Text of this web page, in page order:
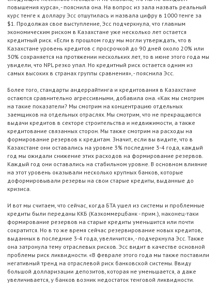
повышения курса», - пояснила она. На вопрос из зала назвать реальный
курс тенге к доллару Эсс отшутилась и назвала цифру в 1000 тенге за
$1. Продолжая свое выступление, Эсс подчеркнула, что главным
экономическим риском в Казахстане уже несколько лет остается
кредитный риск. «Если в прошлом году мы могли утверждать, что в
Казахстане уровень кредитов с просрочкой до 90 дней около 20% или
30% сохраняется на протяжении нескольких лет, то в июне этого года мы
увидели, что NPL резко упал. Но кредитный риск остается одним из
самых высоких в странах группы сравнения», - пояснила Эсс.
Более того, стандарты андеррайтинга и кредитования в Казахстане
остаются сравнительно агрессивными, добавила она. «Как мы смотрим
на такие показатели? Мы смотрим на концентрацию отдельных
заемщиков на отдельных отраслях. Мы смотрим, что не прекращаются
выдачи кредитов в секторе строительства и недвижимости, а также
кредитование связанных сторон. Мы также смотрим на расходы на
формирование резервов к кредитам. Значит, если вы видите, что в
Казахстане они оставались на уровне 3% последние 3-4 года, каждый
год мы ожидали снижение этих расходов на формирование резервов.
Каждый год они оставались на стабильном уровне. В основном влияние
на этот уровень оказывали несколько крупных банков, которые
доформировывали резервы на свои старые кредиты, выданные до
кризиса.
И вот мы считаем, что сейчас, когда БТА ушел из системы и проблемные
кредиты были переданы ККБ (Казкоммерцбанк - прим.), наконец-таки
формирование резервов на старые кредиты уменьшится или почти
сократится. Но в то же время сейчас резервирование новых кредитов,
выданных в последние 3-4 года, увеличится», - подчеркнула Эсс. Также
она затронула тему отраслевых рисков. Эсс видит в качестве основной
проблемы риск ликвидности. «В феврале этого года мы также поставили
негативный тренд на отраслевой риск банковской системы. Ввиду
большой долларизации депозитов, которая не уменьшается, а даже
увеличивается, у банков возник недостаток тенговой ликвидности.